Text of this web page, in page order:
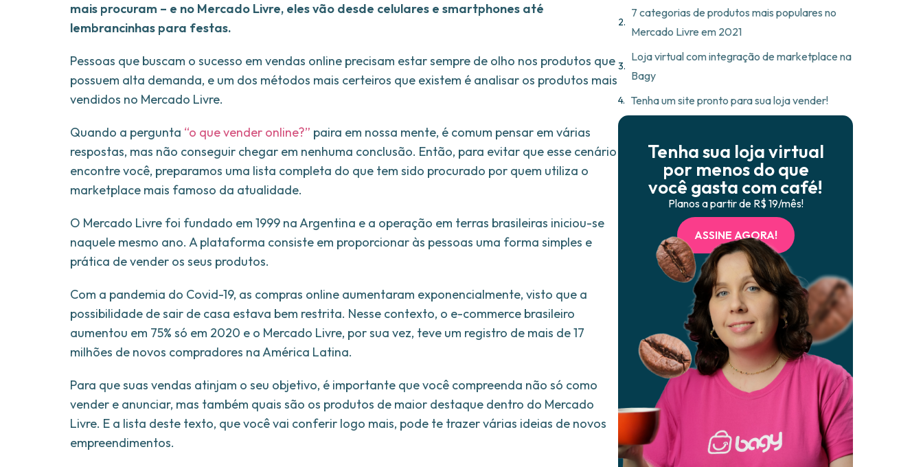
mais procuram – e no Mercado Livre, eles vão desde celulares e smartphones até
lembrancinhas para festas.
Pessoas que buscam o sucesso em vendas online precisam estar sempre de olho nos produtos que
possuem alta demanda, e um dos métodos mais certeiros que existem é analisar os produtos mais
vendidos no Mercado Livre.
Quando a pergunta “o que vender online?” paira em nossa mente, é comum pensar em várias
respostas, mas não conseguir chegar em nenhuma conclusão. Então, para evitar que esse cenário
encontre você, preparamos uma lista completa do que tem sido procurado por quem utiliza o
marketplace mais famoso da atualidade.
O Mercado Livre foi fundado em 1999 na Argentina e a operação em terras brasileiras iniciou-se
naquele mesmo ano. A plataforma consiste em proporcionar às pessoas uma forma simples e
prática de vender os seus produtos.
Com a pandemia do Covid-19, as compras online aumentaram exponencialmente, visto que a
possibilidade de sair de casa estava bem restrita. Nesse contexto, o e-commerce brasileiro
aumentou em 75% só em 2020 e o Mercado Livre, por sua vez, teve um registro de mais de 17
milhões de novos compradores na América Latina.
Para que suas vendas atinjam o seu objetivo, é importante que você compreenda não só como
vender e anunciar, mas também quais são os produtos de maior destaque dentro do Mercado
Livre. E a lista deste texto, que você vai conferir logo mais, pode te trazer várias ideias de novos
empreendimentos.
7 categorias de produtos mais populares no
Mercado Livre em 2021
Loja virtual com integração de marketplace na
Bagy
Tenha um site pronto para sua loja vender!
Tenha sua loja virtual
por menos do que
você gasta com café!
Planos a partir de R$ 19/mês!
ASSINE AGORA!